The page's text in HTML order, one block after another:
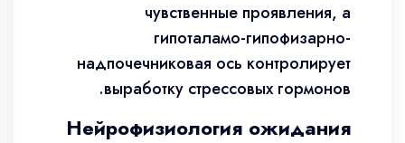
чувственные проявления, а
гипоталамо-гипофизарно-
надпочечниковая ось контролирует
выработку стрессовых гормонов.
Нейрофизиология ожидания